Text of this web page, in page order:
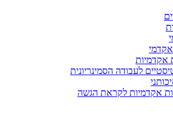
אקדמיות
לעבודה הסמינריונית
אקדמיות לקראת הגשה